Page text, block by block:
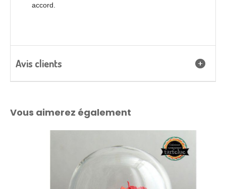
accord.
Avis clients
Vous aimerez également